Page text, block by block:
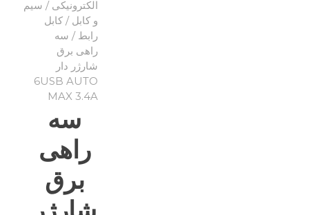
الکترونیکی / سیم
و کابل / کابل
رابط / سه
راهی برق
شارژر دار
6USB AUTO
MAX 3.4A
سه
راهی
برق